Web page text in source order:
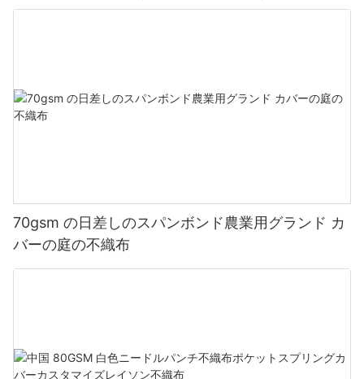
70gsm の日差しのスパンボンド農業用グランド カ
バーの庭の不織布